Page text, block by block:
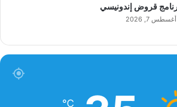
قروض إندونيسي
أغسطس 7, 2026
℃